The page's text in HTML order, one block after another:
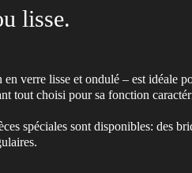
lisse.
verre lisse et ondulé – est idéale
tout choisi pour sa fonction
spéciales sont disponibles: des